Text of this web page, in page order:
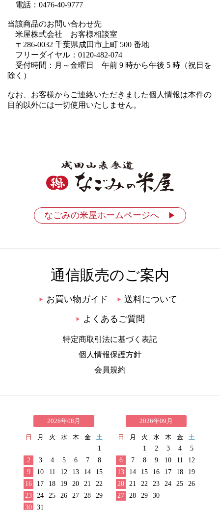
電話：0476-40-9777
当該商品のお問い合わせ先
米屋株式会社 お客様相談室
〒286-0032 千葉県成田市上町 500 番地
フリーダイヤル：0120-482-074
受付時間：月～金曜日 午前 9 時から午後 5 時（祝日を
除く）
なお、お客様からご連絡いただきました個人情報は本件の
目的以外には一切使用いたしません。
なごみの米屋ホームページへ ▶
通信販売のご案内
▶ お買い物ガイド ▶ 送料について
▶ よくあるご質問
特定商取引法に基づく表記
個人情報保護方針
会員規約
2026年08月
日 月 火 水 木 金
土
1
2
3 4 5 6 7
8
9
10 11 12 13 14
15
16
17 18 19 20 21
22
23
24 25 26 27 28
29
30
31
2026年09月
日 月 火 水 木 金
土
1
2 3 4
5
6
7 8 9 10 11
12
13
14 15 16 17 18
19
20
21 22 23 24 25
26
27
28 29 30